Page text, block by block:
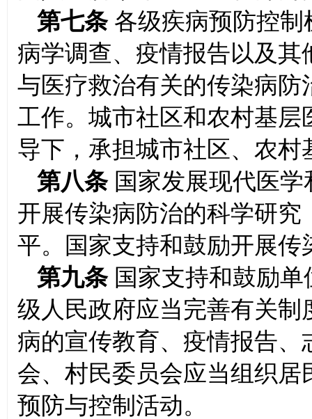
第七条 各级疾病预防控
病学调查、疫情报告以及
与医疗救治有关的传染病
工作。城市社区和农村基
导下，承担城市社区、农
第八条 国家发展现代医
开展传染病防治的科学研
平。国家支持和鼓励开展传
第九条 国家支持和鼓励
级人民政府应当完善有关
病的宣传教育、疫情报告
会、村民委员会应当组织
预防与控制活动。